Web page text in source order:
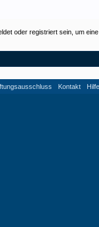
oder registriert sein, um
Kontakt Hilfe